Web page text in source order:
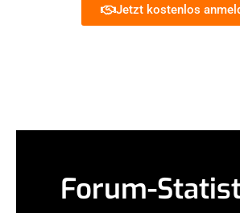
Jetzt kostenlos
Forum-